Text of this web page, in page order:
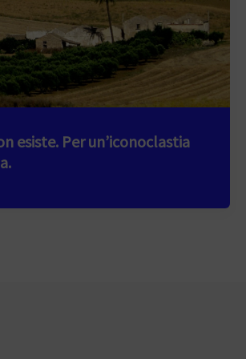
esiste. Per un’iconoclastia